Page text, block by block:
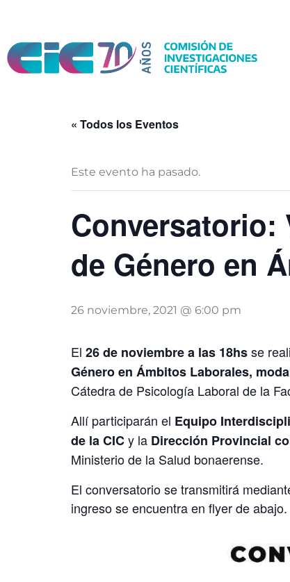
« Todos los Eventos
Este evento ha pasado.
Conversatorio:
de Género en
26 noviembre, 2021 @ 6:00 pm
El 26 de noviembre a las 18hsse
Género en Ámbitos Laborales,
Cátedra de Psicología Laboral de la
Allí participarán el Equipo
de la CICy la Dirección Provincial
Ministerio de la Salud bonaerense.
El conversatorio se transmitirá
ingreso se encuentra en flyer de abajo.